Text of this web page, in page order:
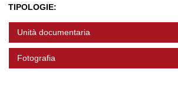
TIPOLOGIE:
Unità documentaria
Fotografia